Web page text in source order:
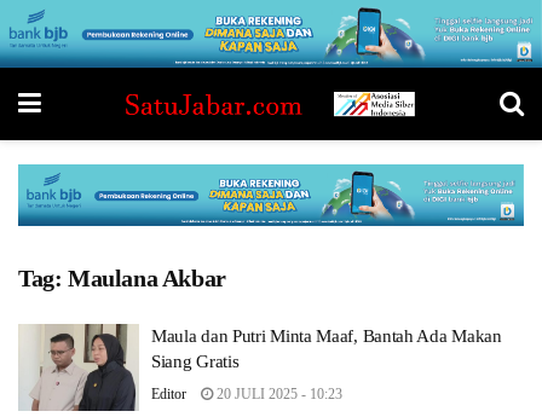
Tag: Maulana Akbar
Maula dan Putri Minta Maaf, Bantah Ada Makan
Siang Gratis
Editor 20 JULI 2025 - 10:23